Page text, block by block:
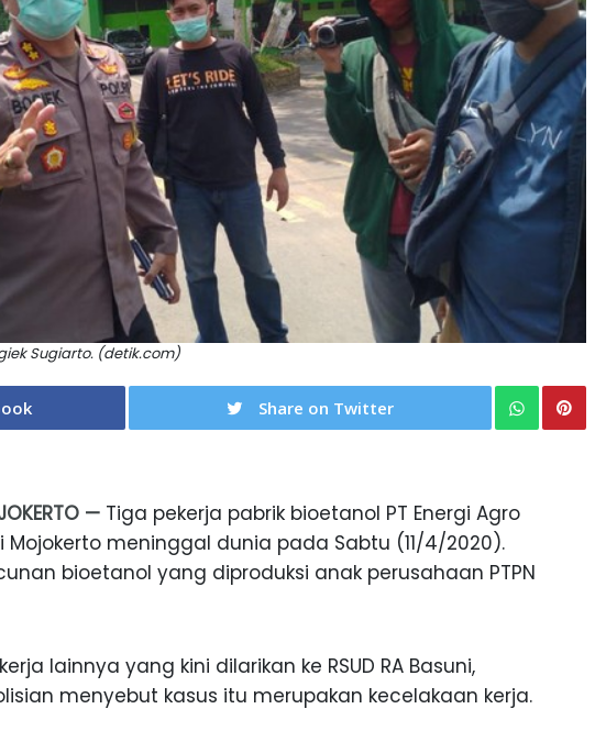
Sugiarto. (detik.com)
Share on Twitter
— Tiga pekerja pabrik bioetanol PT Energi Agro
Mojokerto meninggal dunia pada Sabtu (11/4/2020).
bioetanol yang diproduksi anak perusahaan PTPN
lainnya yang kini dilarikan ke RSUD RA Basuni,
menyebut kasus itu merupakan kecelakaan kerja.